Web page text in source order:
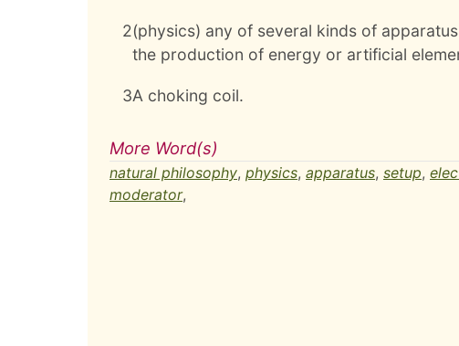
2(physics) any of several kinds of
the production of energy or artificial
3A choking coil.
More Word(s)
natural philosophy, physics, apparatus, setup,
moderator,